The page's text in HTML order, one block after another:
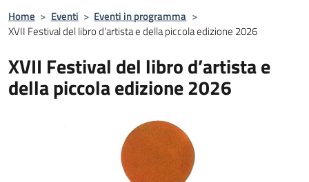
Home > Eventi > Eventi in programma >
XVII Festival del libro d’artista e della piccola edizione 2026
XVII Festival del libro d’artista e
della piccola edizione 2026